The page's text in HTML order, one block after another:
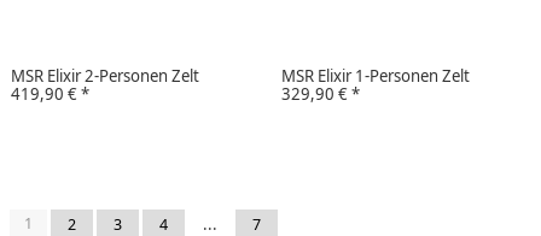
MSR Elixir 2-Personen Zelt
419,90 €*
MSR Elixir 1-Personen Zelt
329,90 €*
1 2 3 4 ... 7